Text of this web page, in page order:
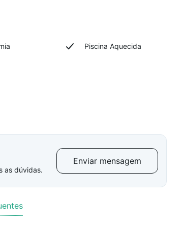
Piscina Aquecida
as dúvidas.
Enviar mensagem